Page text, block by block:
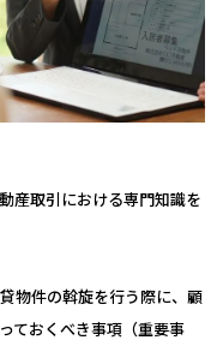
産取引における専門知識を
物件の斡旋を行う際に、顧
ておくべき事項（重要事